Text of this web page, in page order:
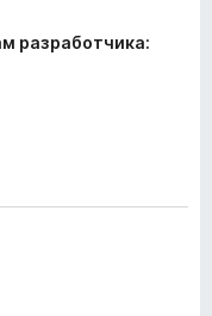
разработчика: